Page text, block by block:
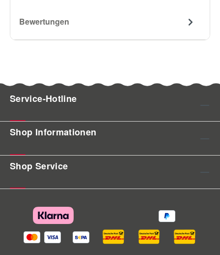
Bewertungen
Service-Hotline
Shop Informationen
Shop Service